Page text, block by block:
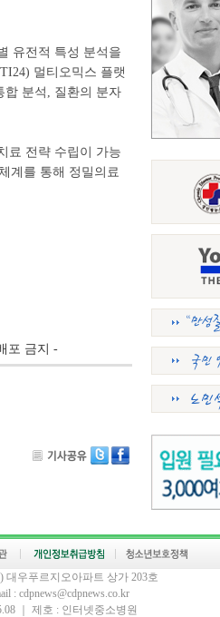
유전적 특성 분석을
멀티오믹스 플랫
합 분석, 질환의 분자
료 전략 수립이 가능
계를 통해 정밀의료
포 금지 -
대우푸르지오아파트 상가 203호
: cdpnews@cdpnews.co.kr
｜ 제호 : 인터넷중소병원